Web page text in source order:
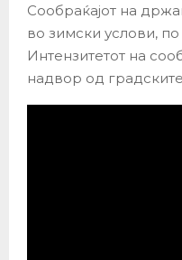
Сообраќајот на
во зимски услови,
Интензитетот на
надвор од